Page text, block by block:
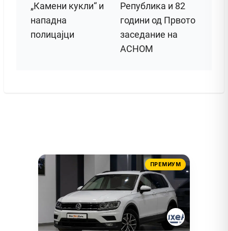
„Камени кукли“ и
нападна
полицајци
Република и 82
години од Првото
заседание на
АСНОМ
ПРЕМИУМ